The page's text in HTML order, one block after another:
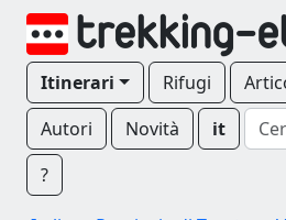
Itinerari Rifugi
Autori
Novità it
?